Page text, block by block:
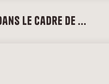
le cadre de ...